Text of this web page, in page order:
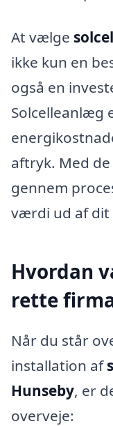
At vælge
ikke kun en
også en
Solcelleanlæg
aftryk. Med
gennem
værdi ud af dit
Hvordan
rette
Når du står
installation af
Hunseby, er
overveje: